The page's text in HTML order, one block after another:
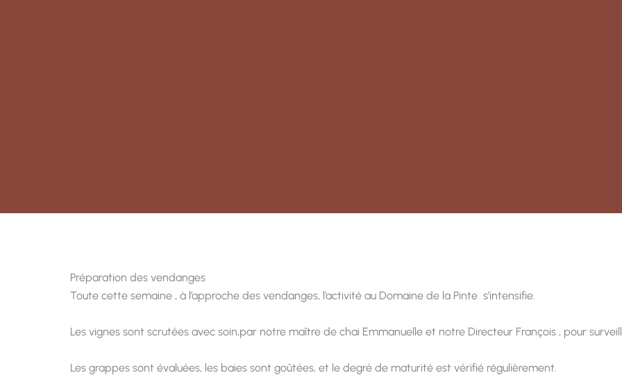
Préparation des vendanges
Toute cette semaine , à l’approche des vendanges, l’activité au Domaine de la Pinte s’intensifie.
Les vignes sont scrutées avec soin,par notre maître de chai Emmanuelle et notre Directeur François , pour
Les grappes sont évaluées, les baies sont goûtées, et le degré de maturité est vérifié régulièrement.